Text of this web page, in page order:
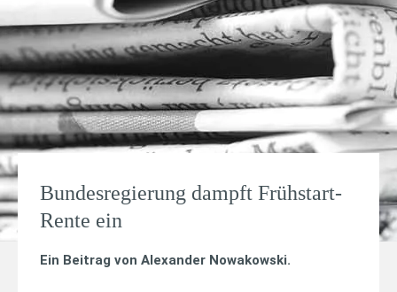
Bundesregierung dampft Frühstart-
Rente ein
Ein Beitrag von Alexander Nowakowski.